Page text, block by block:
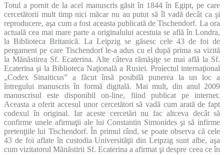
Totul a pornit de la acel manuscris găsit în 1844 în Egipt, pe care
cercetătorii mult timp nici măcar nu au putut să îl vadă decât ca şi
reproducere, aşa cum a fost aceasta publicată de Tischendorf. La ora
actuală cea mai mare parte a originalului acestuia se află în Londra,
la Biblioteca Britanică. La Leipzig se găsesc cele 43 de foi de
pergament pe care Tischendorf le-a adus cu el după prima sa vizită
la Mănăstirea Sf. Ecaterina. Alte câteva rămăşiţe se mai află la Sf.
Ecaterina şi la Biblioteca Naţională a Rusiei. Proiectul internaţional
„Codex Sinaiticus” a făcut însă posibilă punerea la un loc a
întregului manuscris în formă digitală. Mai mult, din anul 2009
manuscrisul este disponibil on-line, fiind publicat pe internet.
Aceasta a oferit accesul unor cercetători să vadă cum arată de fapt
codexul în original. Iar aceste cercetări nu fac altceva decât să
confirme unele afirmaţii ale lui Constantin Simonides şi să infirme
pretenţiile lui Tischendorf. În primul rând, se poate observa că cele
43 de foi aflate în custodia Universităţii din Leipzig sunt albe, aşa
cum vizitatorul Mănăstirii Sf. Ecaterina a afirmat şi despre ceea ce în